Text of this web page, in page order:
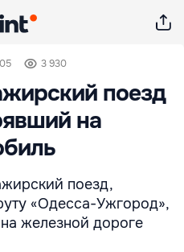
3 930
поезд
на
поезд,
«Одесса-Ужгород»,
железной дороге